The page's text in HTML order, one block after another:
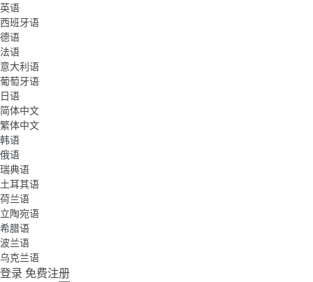
英语
西班牙语
德语
法语
意大利语
葡萄牙语
日语
简体中文
繁体中文
韩语
俄语
瑞典语
土耳其语
荷兰语
立陶宛语
希腊语
波兰语
乌克兰语
登录 免费注册